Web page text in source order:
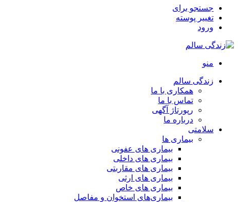
جستجو برای
تغییر پوسته
ورود
منو
زندگی سالم
همکاری با ما
تماس با ما
رپورتاژ آگهی
درباره ما
سلامتی
بیماری ها
بیماری های عفونی
بیماری های داخلی
بیماری های مقاربتی
بیماری های ارثی
بیماری های خاص
بیماری‌های استخوان و مفاصل